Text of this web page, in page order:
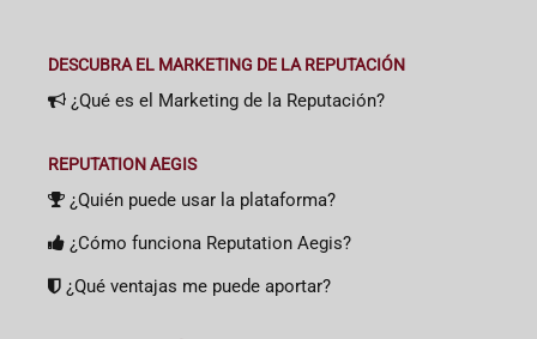
DESCUBRA EL MARKETING DE LA REPUTACIÓN
¿Qué es el Marketing de la Reputación?
REPUTATION AEGIS
¿Quién puede usar la plataforma?
¿Cómo funciona Reputation Aegis?
¿Qué ventajas me puede aportar?